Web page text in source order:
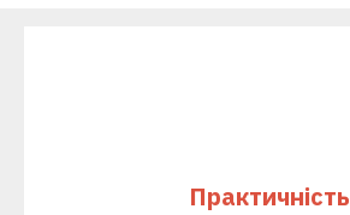
Практичність